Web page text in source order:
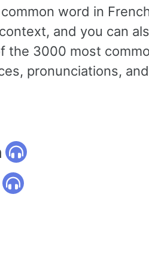
word in
and you can
the 3000 most
pronunciations,